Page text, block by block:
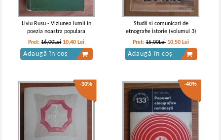
Liviu Rusu - Viziunea lumii in
poezia noastra populara
Pret:16,00Lei 10,40 Lei
Adaugă în coș
Studii si comunicari de
etnografie istorie (volumul 3)
Pret:15,00Lei 10,50 Lei
Adaugă în coș
-30% -40%